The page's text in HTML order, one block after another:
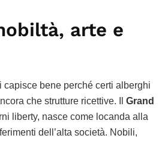
arte e
bene perché certi alberghi
che strutture ricettive. Il Grand
liberty, nasce come locanda alla
dell’alta società. Nobili,